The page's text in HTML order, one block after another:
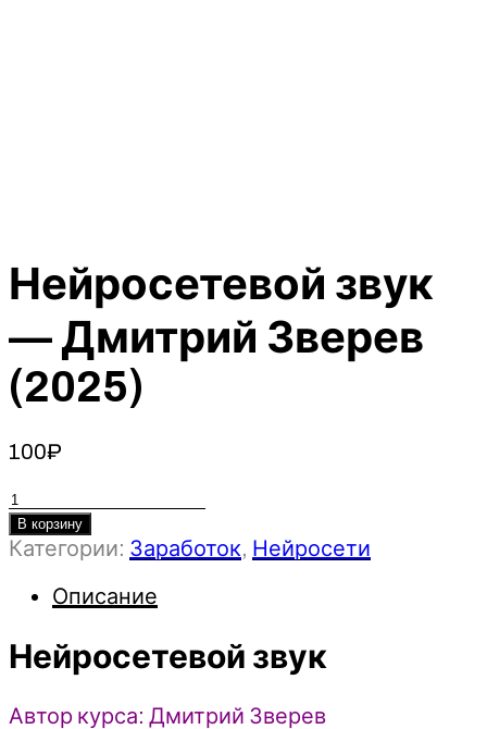
Нейросетевой звук
— Дмитрий Зверев
(2025)
100₽
Количество
товара
Нейросетевой
Зверев
(2025)
В корзину
Категории: Заработок, Нейросети
Описание
Нейросетевой звук
Автор курса: Дмитрий Зверев